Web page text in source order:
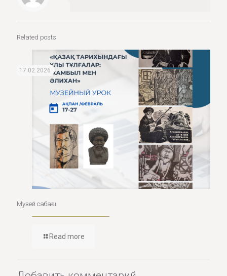
Related posts
17.02.2026
Музей сабағы
Read more